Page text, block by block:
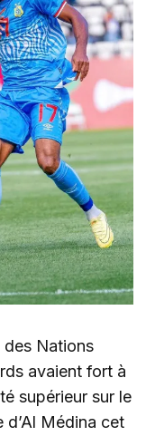
des Nations
avaient fort à
supérieur sur le
d’Al Médina cet